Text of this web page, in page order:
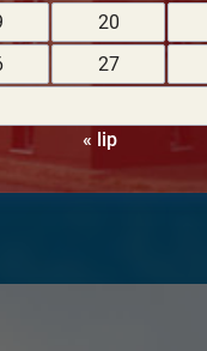
20
27
« lip